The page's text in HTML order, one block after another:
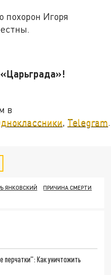
похорон Игоря
в
Telegram
ЯНКОВСКИЙ
ПРИЧИНА СМЕРТИ
перчатки": Как уничтожить